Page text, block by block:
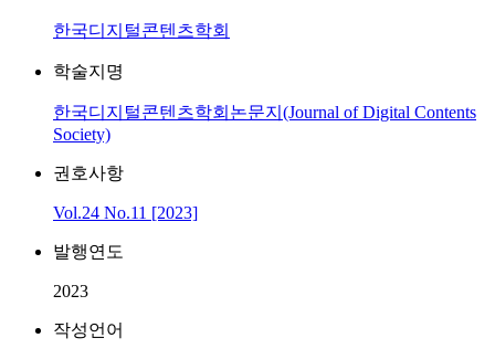
한국디지털콘텐츠학회
학술지명
한국디지털콘텐츠학회논문지(Journal of Digital Contents
Society)
권호사항
Vol.24 No.11 [2023]
발행연도
2023
작성언어